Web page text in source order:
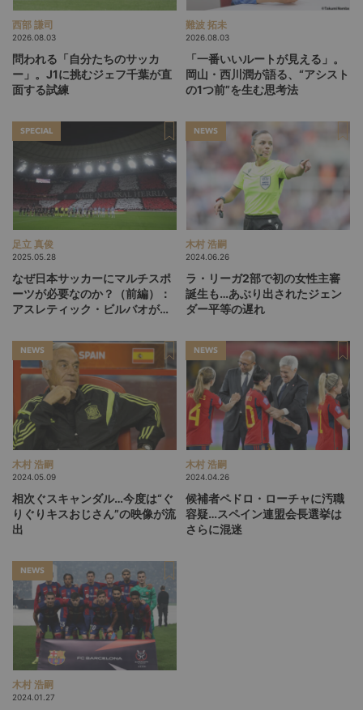
西部 謙司
2026.08.03
問われる「自分たちのサッカ
ー」。J1に挑むジェフ千葉が直
面する試練
難波 拓未
2026.08.03
「一番いいルートが見える」。
岡山・西川潤が語る、“アシスト
の1つ前”を生む思考法
SPECIAL
足立 真俊
2025.05.28
なぜ日本サッカーにマルチスポ
ーツが必要なのか？（前編）：
アスレティック・ビルバオが子
NEWS
木村 浩嗣
2024.06.26
ラ・リーガ2部で初の女性主審
誕生も…あぶり出されたジェン
ダー平等の遅れ
NEWS
木村 浩嗣
2024.05.09
相次ぐスキャンダル…今度は“ぐ
りぐりキスおじさん”の映像が流
出
NEWS
木村 浩嗣
2024.04.26
候補者ペドロ・ローチャに汚職
容疑…スペイン連盟会長選挙は
さらに混迷
NEWS
木村 浩嗣
2024.01.27